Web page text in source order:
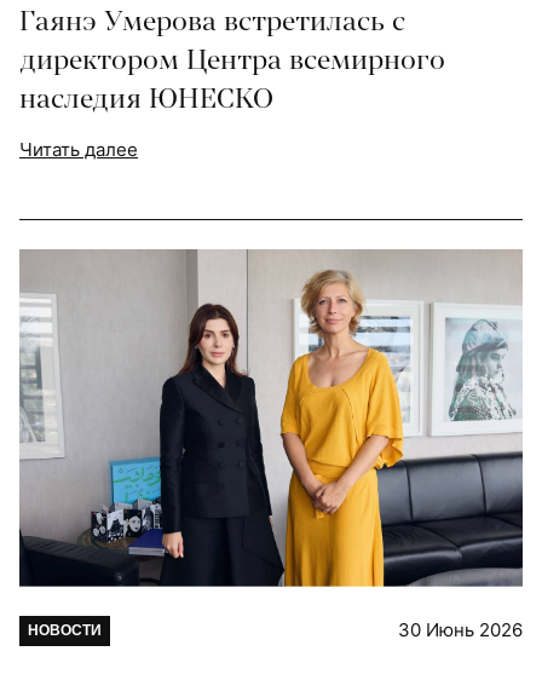
Гаянэ Умерова встретилась с
директором Центра всемирного
наследия ЮНЕСКО
Читать далее
НОВОСТИ 30 Июнь 2026